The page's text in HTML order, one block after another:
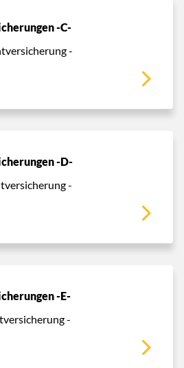
-C-
-
-D-
-
-E-
-